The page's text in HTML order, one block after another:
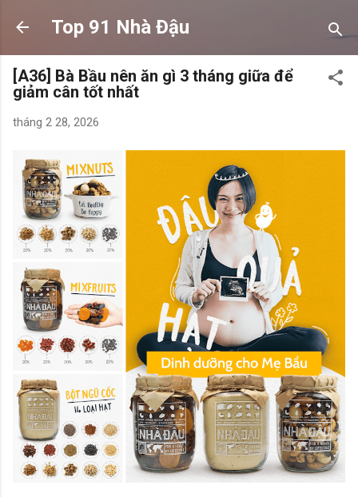
Chuyển đến nội dung chính
Top 91 Nhà Đậu
[A36] Bà Bầu nên ăn gì 3 tháng giữa để
giảm cân tốt nhất
tháng 2 28, 2026